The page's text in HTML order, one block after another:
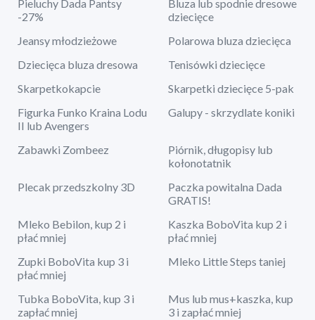
Pieluchy Dada Pantsy
-27%
Bluza lub spodnie dresowe
dziecięce
Jeansy młodzieżowe
Polarowa bluza dziecięca
Dziecięca bluza dresowa
Tenisówki dziecięce
Skarpetkokapcie
Skarpetki dziecięce 5-pak
Figurka Funko Kraina Lodu
II lub Avengers
Galupy - skrzydlate koniki
Zabawki Zombeez
Piórnik, długopisy lub
kołonotatnik
Plecak przedszkolny 3D
Paczka powitalna Dada
GRATIS!
Mleko Bebilon, kup 2 i
płać mniej
Kaszka BoboVita kup 2 i
płać mniej
Zupki BoboVita kup 3 i
płać mniej
Mleko Little Steps taniej
Tubka BoboVita, kup 3 i
zapłać mniej
Mus lub mus+kaszka, kup
3 i zapłać mniej